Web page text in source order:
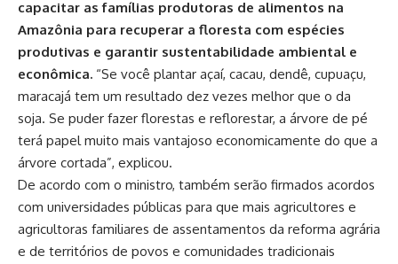
capacitar as famílias produtoras de alimentos na
Amazônia para recuperar a floresta com espécies
produtivas e garantir sustentabilidade ambiental e
econômica. “Se você plantar açaí, cacau, dendê, cupuaçu,
maracajá tem um resultado dez vezes melhor que o da
soja. Se puder fazer florestas e reflorestar, a árvore de pé
terá papel muito mais vantajoso economicamente do que a
árvore cortada”, explicou.
De acordo com o ministro, também serão firmados acordos
com universidades públicas para que mais agricultores e
agricultoras familiares de assentamentos da reforma agrária
e de territórios de povos e comunidades tradicionais